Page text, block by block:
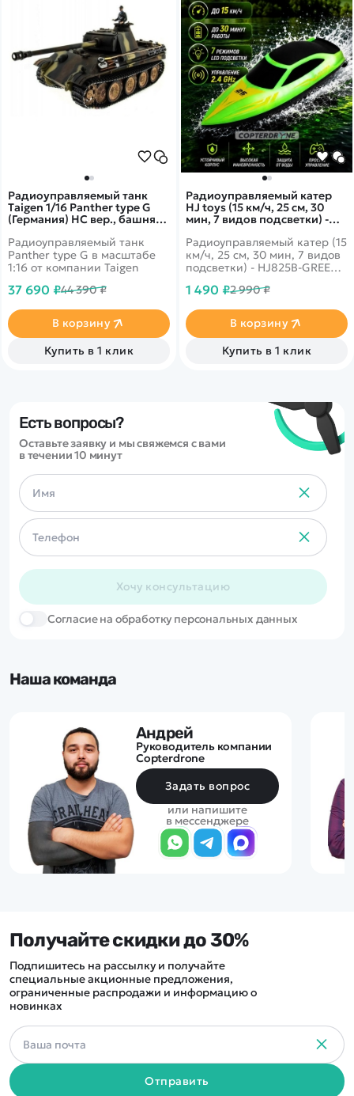
Радиоуправляемый танк
Taigen 1/16 Panther type G
(Германия) HC вер., башня
2.4G RTR, TG3879-1GHC3.0
Радиоуправляемый танк
Panther type G в масштабе
1:16 от компании Taigen
37 690 ₽44 390 ₽
В корзину
Купить в 1 клик
Радиоуправляемый катер
HJ toys (15 км/ч, 25 см, 30
мин, 7 видов подсветки) -
Радиоуправляемый катер (15
км/ч, 25 см, 30 мин, 7 видов
подсветки) - HJ825B-GREEN -
HJ825 от компании HJ с
подсветкой и возможностью
игры до 30 минут. Катер
предназначен для
использования на озерах,
1 490 ₽2 990 ₽
В корзину
Купить в 1 клик
Есть вопросы?
Оставьте заявку и мы свяжемся с вами
в течении 10 минут
Хочу консультацию
Cогласие на обработку персональных данных
Наша команда
Андрей
Руководитель компании
Copterdrone
Задать вопрос
или напишите
в мессенджере
Получайте скидки до 30%
Подпишитесь на рассылку и получайте
специальные акционные предложения,
ограниченные распродажи и информацию о
новинках
Отправить